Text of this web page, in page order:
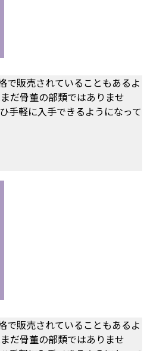
で販売されていることもあるよ
だ骨董の部類ではありませ
手軽に入手できるようになって
で販売されていることもあるよ
だ骨董の部類ではありませ